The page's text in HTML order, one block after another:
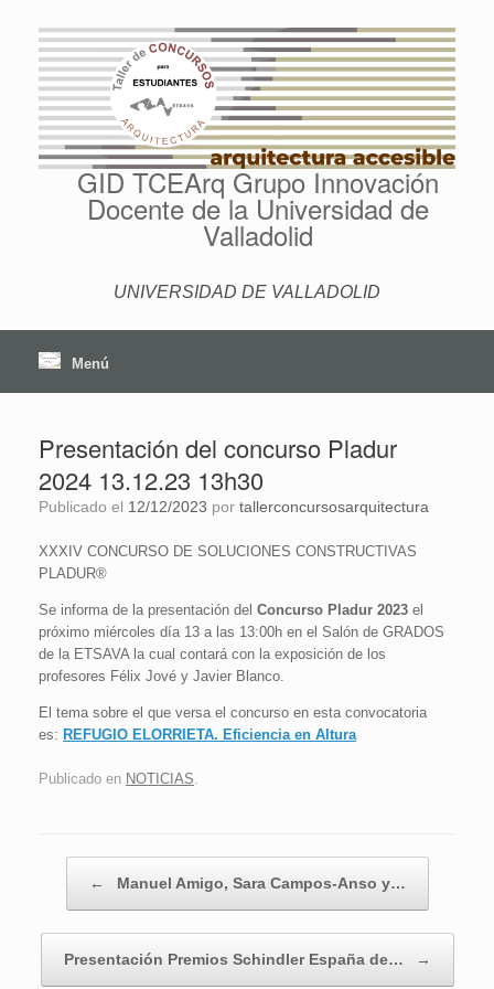
contenido
GID TCEArq Grupo Innovación
Docente de la Universidad de
Valladolid
UNIVERSIDAD DE VALLADOLID
Menú
Presentación del concurso Pladur
2024 13.12.23 13h30
Publicado el 12/12/2023 por tallerconcursosarquitectura
XXXIV CONCURSO DE SOLUCIONES CONSTRUCTIVAS
PLADUR®
Se informa de la presentación del Concurso Pladur 2023 el
próximo miércoles día 13 a las 13:00h en el Salón de GRADOS
de la ETSAVA la cual contará con la exposición de los
profesores Félix Jové y Javier Blanco.
El tema sobre el que versa el concurso en esta convocatoria
es: REFUGIO ELORRIETA. Eficiencia en Altura
Publicado en NOTICIAS
← Manuel Amigo, Sara Campos-Anso y…
Presentación Premios Schindler España de… →